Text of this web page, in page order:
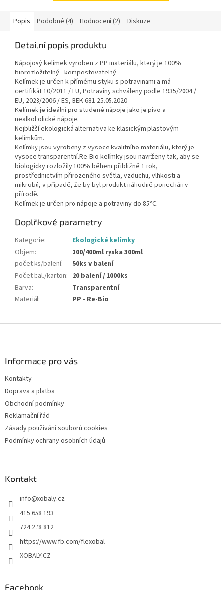
Popis Podobné (4) Hodnocení (2) Diskuze
Detailní popis produktu
Nápojový kelímek vyroben z PP materiálu, který je 100%
biorozložitelný - kompostovatelný.
Kelímek je určen k přímému styku s potravinami a má
certifikát10/2011 / EU, Potraviny schváleny podle 1935/2004 /
EU, 2023/2006 / ES, BEK 681 25.05.2020
Kelímek je ideální pro studené nápoje jako je pivo a
nealkoholické nápoje.
Nejbližší ekologická alternativa ke klasickým plastovým
kelímkům.
Kelímky jsou vyrobeny z vysoce kvalitního materiálu, který je
vysoce transparentní.Re-Bio kelímky jsou navrženy tak, aby se
biologicky rozložily 100% během přibližně 1 rok,
prostřednictvím přirozeného světla, vzduchu, vlhkosti a
mikrobů, v případě, že by byl produkt náhodně ponechán v
přírodě.
Kelímek je určen pro nápoje a potraviny do 85°C.
Doplňkové parametry
Kategorie:
Ekologické kelímky
Objem:
300/400ml ryska 300ml
počet ks/balení:
50ks v balení
Počet bal./karton: 20 balení / 1000ks
Barva:
Transparentní
Materiál: PP - Re-Bio
Informace pro vás
Kontakty
Doprava a platba
Obchodní podmínky
Reklamační řád
Zásady používání souborů cookies
Podmínky ochrany osobních údajů
Kontakt
info@xobaly.cz
415 658 193
724 278 812
https://www.fb.com/flexobal
XOBALY.CZ
Facebook